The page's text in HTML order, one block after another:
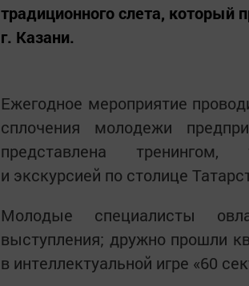
традиционного слета, который
г. Казани.
Ежегодное мероприятие
сплочения молодежи
представлена тренингом,
и экскурсией по столице
Молодые специалисты
выступления; дружно прошли
в интеллектуальной игре «60